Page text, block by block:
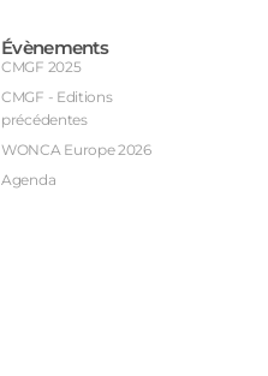
Évènements
CMGF 2025
CMGF - Editions
précédentes
WONCA Europe 2026
Agenda